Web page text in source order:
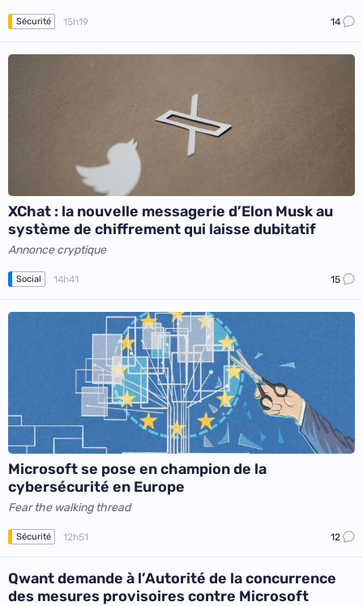
Sécurité 15h19 14
XChat : la nouvelle messagerie d’Elon Musk au
système de chiffrement qui laisse dubitatif
Annonce cryptique
Social 14h41 15
Microsoft se pose en champion de la
cybersécurité en Europe
Fear the walking thread
Sécurité 12h51 12
Qwant demande à l’Autorité de la concurrence
des mesures provisoires contre Microsoft